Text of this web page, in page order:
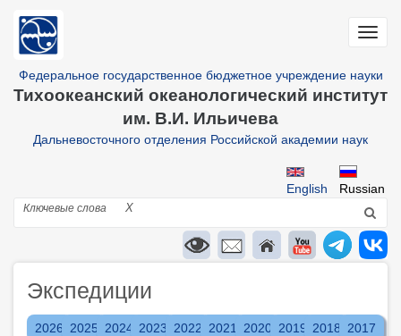
основному
Федеральное государственное бюджетное учреждение науки
Тихоокеанский океанологический институт
им. В.И. Ильичева
Дальневосточного отделения Российской академии наук
Russian
English
Поиск
X
Экспедиции
2026 2025 2024 2023 2022 2021 2020 2019 2018 2017